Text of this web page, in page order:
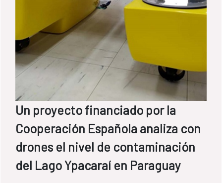
Un proyecto financiado por la
Cooperación Española analiza con
drones el nivel de contaminación
del Lago Ypacaraí en Paraguay